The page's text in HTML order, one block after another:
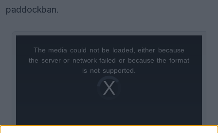
paddockban.
Video
Player
loading.
The media could not be loaded, either because
the server or network failed or because the format
is not supported.